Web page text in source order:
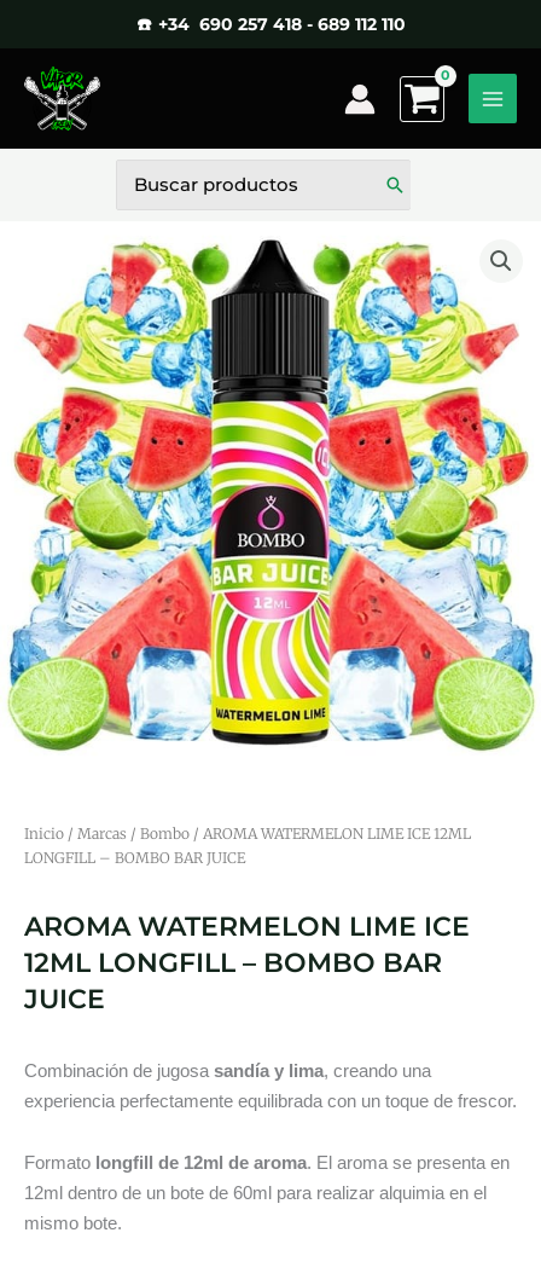
contenido
☎️ +34 690 257 418 - 689 112 110
por:
Inicio / Marcas / Bombo / AROMA WATERMELON LIME ICE 12ML
LONGFILL – BOMBO BAR JUICE
AROMA WATERMELON LIME ICE
12ML LONGFILL – BOMBO BAR
JUICE
Combinación de jugosa sandía y lima, creando una
experiencia perfectamente equilibrada con un toque de frescor.
Formato longfill de 12ml de aroma. El aroma se presenta en
12ml dentro de un bote de 60ml para realizar alquimia en el
mismo bote.